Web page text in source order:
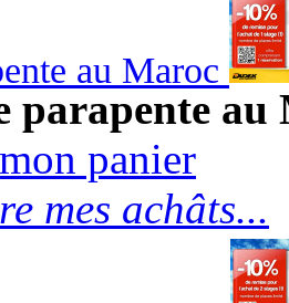
au Maroc
parapente
panier
mes achâts...